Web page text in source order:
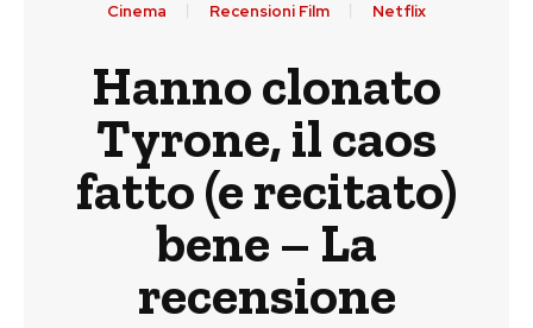
Cinema Recensioni Film Netflix
Hanno clonato
Tyrone, il caos
fatto (e recitato)
bene – La
recensione